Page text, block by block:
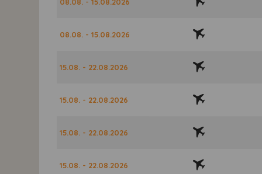
08.08. - 15.08.2026
15.08. - 22.08.2026
15.08. - 22.08.2026
15.08. - 22.08.2026
15.08. - 22.08.2026